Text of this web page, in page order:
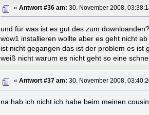
«Antwort #36 am: 30. November 2008,
und für was ist es gut des zum
wow1 installieren wollte aber es geht nicht
ist nicht gegangen das ist der problem es ist
weiß nicht warum es nicht geht so eine
«Antwort #37 am: 30. November 2008,
na hab ich nicht ich habe beim meinen